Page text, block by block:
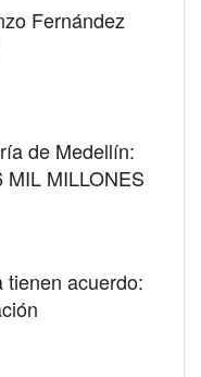
Fernández
de Medellín:
MIL MILLONES
tienen acuerdo: